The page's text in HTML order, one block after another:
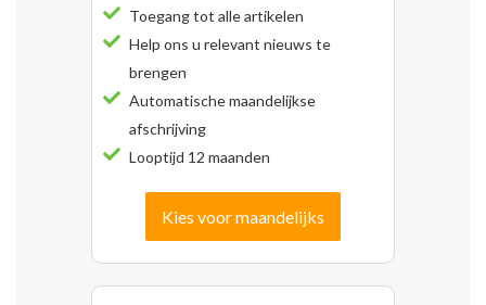
Toegang tot alle artikelen
Help ons u relevant nieuws te
brengen
Automatische maandelijkse
afschrijving
Looptijd 12 maanden
Kies voor maandelijks